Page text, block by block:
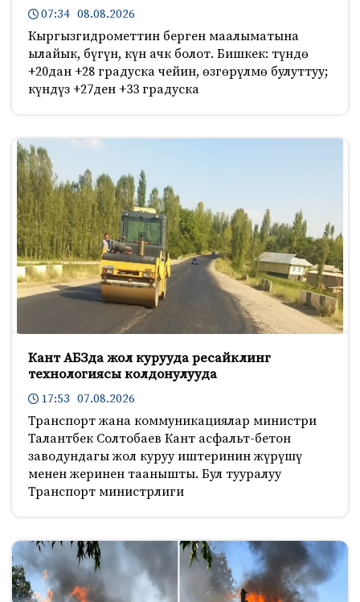
07:34 08.08.2026
Кыргызгидрометтин берген маалыматына
ылайык, бүгүн, күн ачк болот. Бишкек: түндө
+20дан +28 градуска чейин, өзгөрүлмө булуттуу;
күндүз +27ден +33 градуска
Кант АБЗда жол курууда ресайклинг
технологиясы колдонулууда
17:53 07.08.2026
Транспорт жана коммуникациялар министри
Талантбек Солтобаев Кант асфальт-бетон
заводундагы жол куруу иштеринин жүрүшү
менен жеринен таанышты. Бул тууралуу
Транспорт министрлиги